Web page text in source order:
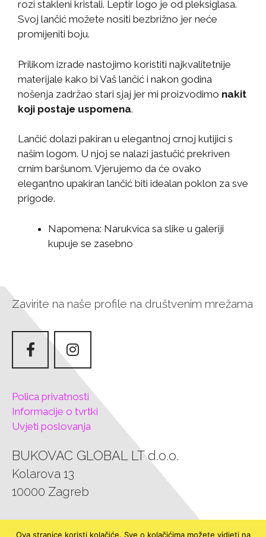
rozi stakleni kristali. Leptir logo je od pleksiglasa.
Svoj lančić možete nositi bezbrižno jer neće
promijeniti boju.
Prilikom izrade nastojimo koristiti najkvalitetnije
materijale kako bi Vaš lančić i nakon godina
nošenja zadržao stari sjaj jer mi proizvodimo nakit
koji postaje uspomena.
Lančić dolazi pakiran u elegantnoj crnoj kutijici s
našim logom. U njoj se nalazi jastučić prekriven
crnim baršunom. Vjerujemo da će ovako
elegantno upakiran lančić biti idealan poklon za sve
prigode.
Napomena: Narukvica sa slike u galeriji
kupuje se zasebno
Zavirite na naše profile na društvenim mrežama
Polica privatnosti
Informacije o tvrtki
Uvjeti poslovanja
BUKOVAC GLOBAL LT d.o.o.
Kolarova 13
10000 Zagreb
Tel.: 0957303585
Ova stranice koristi kolačiće. Sve o kolačićima možete vidjeti na